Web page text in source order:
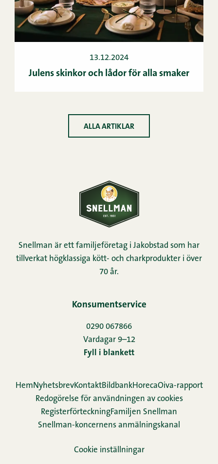
13.12.2024
Julens skinkor och lådor för alla smaker
ALLA ARTIKLAR
Snellman är ett familjeföretag i Jakobstad som har
tillverkat högklassiga kött- och charkprodukter i över
70 år.
Konsumentservice
0290 067866
Vardagar 9–12
Fyll i blankett
HemNyhetsbrevKontaktBildbankHorecaOiva-rapport
Redogörelse för användningen av cookies
Re­gis­ter­för­teck­ningFamiljen Snellman
Snellman-koncernens anmälningskanal
Cookie inställningar